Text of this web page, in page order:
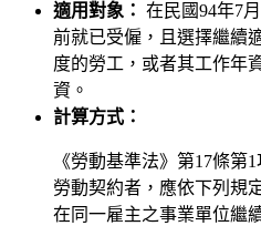
適用對象： 在民國94年7
前就已受僱，且選擇繼續
度的勞工，或者其工作年
資。
計算方式：
《勞動基準法》第17條第
勞動契約者，應依下列規
在同一雇主之事業單位繼